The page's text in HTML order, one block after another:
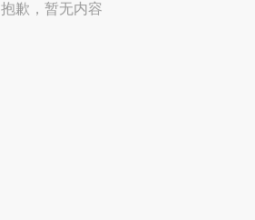
抱歉，暂无内容